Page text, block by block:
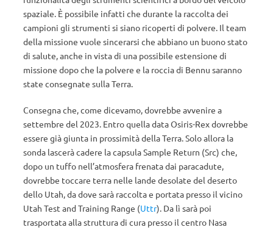
spaziale. È possibile infatti che durante la raccolta dei
campioni gli strumenti si siano ricoperti di polvere. Il team
della missione vuole sincerarsi che abbiano un buono stato
di salute, anche in vista di una possibile estensione di
missione dopo che la polvere e la roccia di Bennu saranno
state consegnate sulla Terra.
Consegna che, come dicevamo, dovrebbe avvenire a
settembre del 2023. Entro quella data Osiris-Rex dovrebbe
essere già giunta in prossimità della Terra. Solo allora la
sonda lascerà cadere la capsula Sample Return (Src) che,
dopo un tuffo nell’atmosfera frenata dai paracadute,
dovrebbe toccare terra nelle lande desolate del deserto
dello Utah, da dove sarà raccolta e portata presso il vicino
Utah Test and Training Range (Uttr). Da lì sarà poi
trasportata alla struttura di cura presso il centro Nasa